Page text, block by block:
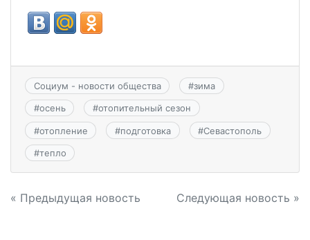
Социум - новости общества #зима
#осень #отопительный сезон
#отопление #подготовка #Севастополь
#тепло
Навигация
« Предыдущая новость Следующая новость »